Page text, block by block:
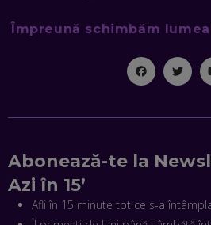
PUȘCĂ” LA NOI. ÎN CE
CE-AM ÎNVĂȚAT DIN
MIHAI CEPOI, JOBFUL:
LA JOB! CUM DEMONSTREZI
EP. 45
Împreună schimbăm
Abonează-te la
Azi în 15’
Afli în 15 minute tot ce s-a